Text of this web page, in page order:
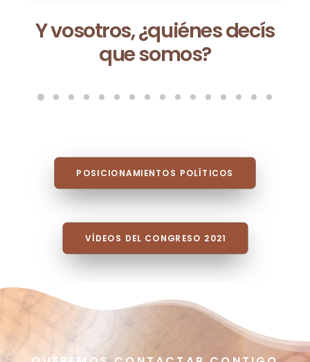
decís
Ceuta no es
es la
vez que
POSICIONAMIENTOS POLÍTICOS
VÍDEOS DEL CONGRESO 2021